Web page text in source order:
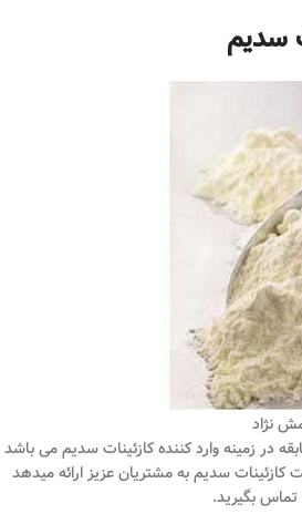
سدیم
نژاد
در زمینه وارد کننده کازئینات سدیم می باشد
کازئینات سدیم به مشتریان عزیز ارائه میدهد
بگیرید.